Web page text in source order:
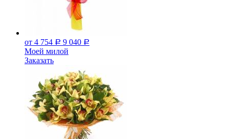
от 4 754 Р 9 040 Р
Моей милой
Заказать